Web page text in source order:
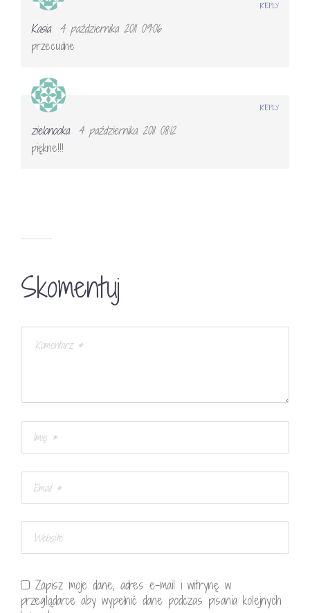
Kasia
4 października 2011 09:06
przecudne
REPLY
zielonooka
4 października 2011 08:12
piękne!!!
REPLY
Skomentuj
Zapisz moje dane, adres e-mail i witrynę w
przeglądarce aby wypełnić dane podczas pisania kolejnych